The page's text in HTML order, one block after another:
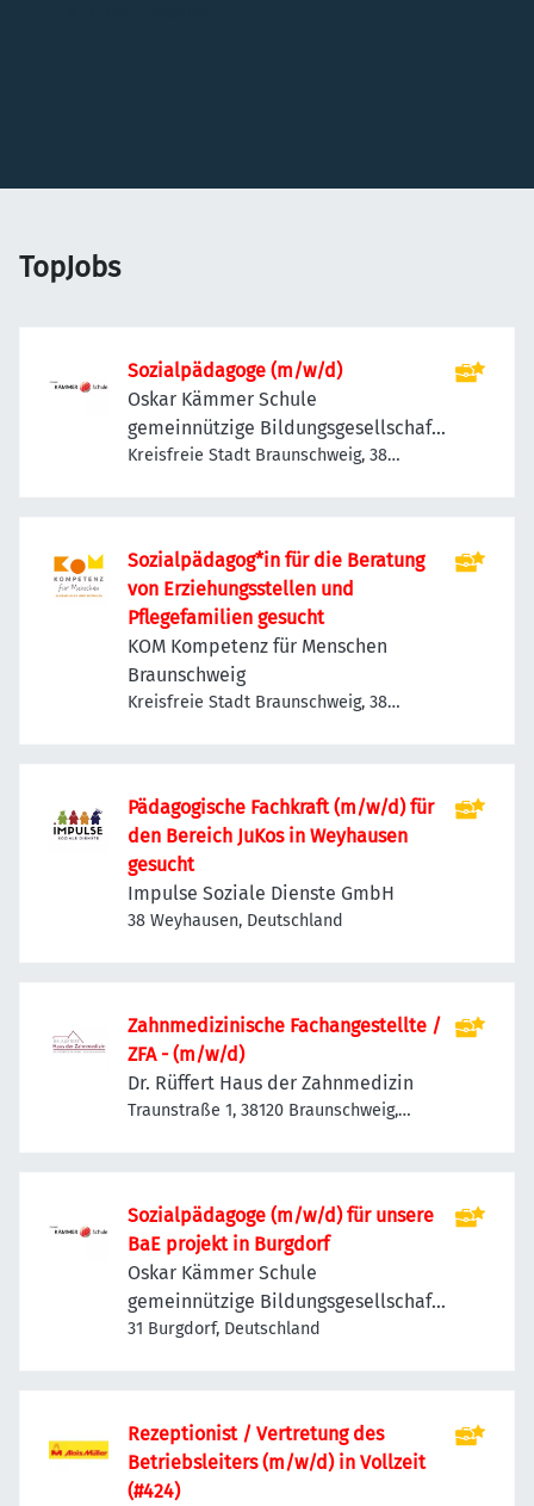
TopJobs
Sozialpädagoge (m/w/d)
Oskar Kämmer Schule
gemeinnützige Bildungsgesellschaft
mbH
Kreisfreie Stadt Braunschweig, 38
Sozialpädagog*in für die Beratung
von Erziehungsstellen und
Pflegefamilien gesucht
KOM Kompetenz für Menschen
Braunschweig
Kreisfreie Stadt Braunschweig, 38
Pädagogische Fachkraft (m/w/d) für
den Bereich JuKos in Weyhausen
gesucht
Impulse Soziale Dienste GmbH
38 Weyhausen, Deutschland
Zahnmedizinische Fachangestellte /
ZFA - (m/w/d)
Dr. Rüffert Haus der Zahnmedizin
Traunstraße 1, 38120 Braunschweig,
Sozialpädagoge (m/w/d) für unsere
BaE projekt in Burgdorf
Oskar Kämmer Schule
gemeinnützige Bildungsgesellschaft
mbH
31 Burgdorf, Deutschland
Rezeptionist / Vertretung des
Betriebsleiters (m/w/d) in Vollzeit
(#424)